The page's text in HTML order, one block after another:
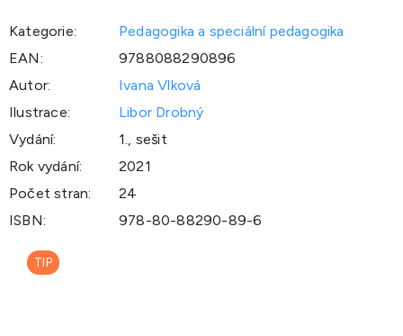
Kategorie:
Pedagogika a speciální pedagogika
EAN:
9788088290896
Autor:
Ivana Vlková
Ilustrace:
Libor Drobný
Vydání:
1., sešit
Rok vydání:
2021
Počet stran:
24
ISBN: 978-80-88290-89-6
TIP